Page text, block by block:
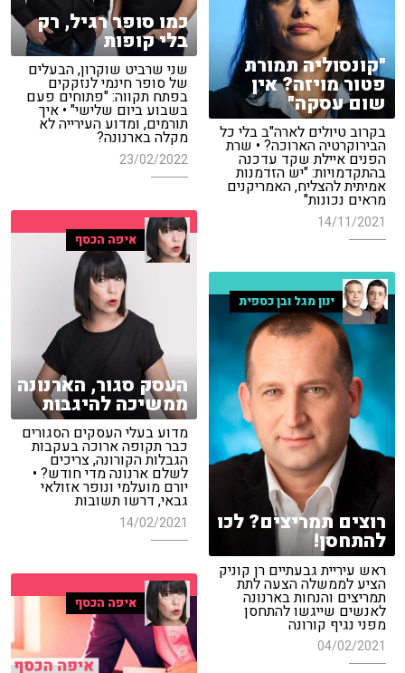
כמו סופר רגיל, רק
בלי קופות
שני שרביט שוקרון, הבעלים
של סופר חינמי לנזקקים
בפתח תקווה: "פתוחים פעם
בשבוע ביום שלישי" • איך
תורמים, ומדוע העירייה לא
מקלה בארנונה?
23/02/2022
"קונסוליה תמורת
פטור מויזה? אין
שום עסקה"
בקרוב טיולים לארה"ב בלי כל
הבירוקרטיה הארוכה? • שרת
הפנים איילת שקד עדכנה
בהתקדמויות: "יש הזדמנות
אמיתית להצליח, האמריקנים
מראים נכונות"
14/11/2021
איפה הכסף
העסק סגור, הארנונה
ממשיכה להיגבות
מדוע בעלי העסקים הסגורים
כבר תקופה ארוכה בעקבות
הגבלות הקורונה, צריכים
לשלם ארנונה מדי חודש? •
יורם מועלמי ונופר אזולאי
גבאי, דרשו תשובות
14/02/2021
ינון מגל ובן כספית
רוצים תמריצים? לכו
להתחסן!
ראש עיריית גבעתיים רן קוניק
הציע לממשלה הצעה לתת
תמריצים והנחות בארנונה
לאנשים שייגשו להתחסן
מפני נגיף קורונה
04/02/2021
איפה הכסף